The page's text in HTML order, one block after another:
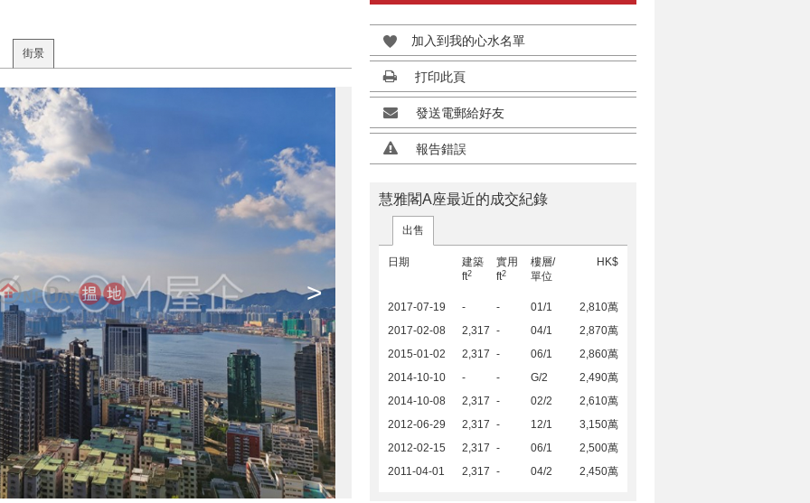
街景
>
加入到我的心水名單
打印此頁
發送電郵給好友
報告錯誤
慧雅閣A座最近的成交紀錄
出售
日期
建築
ft2
實用
ft2
樓層/
單位
HK$
2017-07-19 - - 01/1
2,810萬
2017-02-08
2,317 - 04/1
2,870萬
2015-01-02
2,317 - 06/1
2,860萬
2014-10-10
- - G/2
2,490萬
2014-10-08
2,317 - 02/2
2,610萬
2012-06-29
2,317 - 12/1
3,150萬
2012-02-15
2,317 - 06/1
2,500萬
2011-04-01
2,317 - 04/2 2,450萬